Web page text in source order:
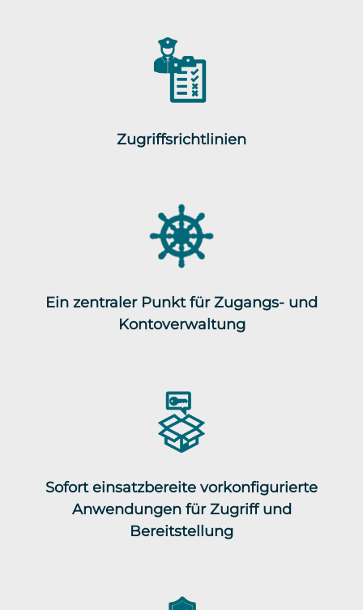
Zugriffsrichtlinien
Ein zentraler Punkt für Zugangs- und
Kontoverwaltung
Sofort einsatzbereite vorkonfigurierte
Anwendungen für Zugriff und
Bereitstellung